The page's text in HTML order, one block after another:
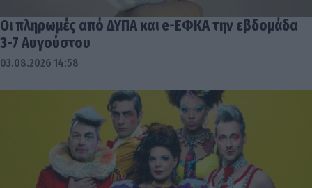
Οι πληρωμές από ΔΥΠΑ και e-ΕΦΚΑ την εβδομάδα
3-7 Αυγούστου
03.08.2026 14:58